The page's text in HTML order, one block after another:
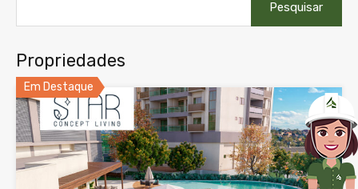
por:
Propriedades
Em Destaque